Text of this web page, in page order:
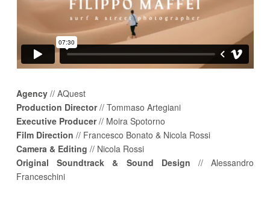
Agency // AQuest
Production Director// Tommaso Artegiani
Executive Producer// Moira Spotorno
Film Direction // Francesco Bonato & Nicola Rossi
Camera & Editing // Nicola Rossi
Original Soundtrack & Sound Design // Alessandro
Franceschini